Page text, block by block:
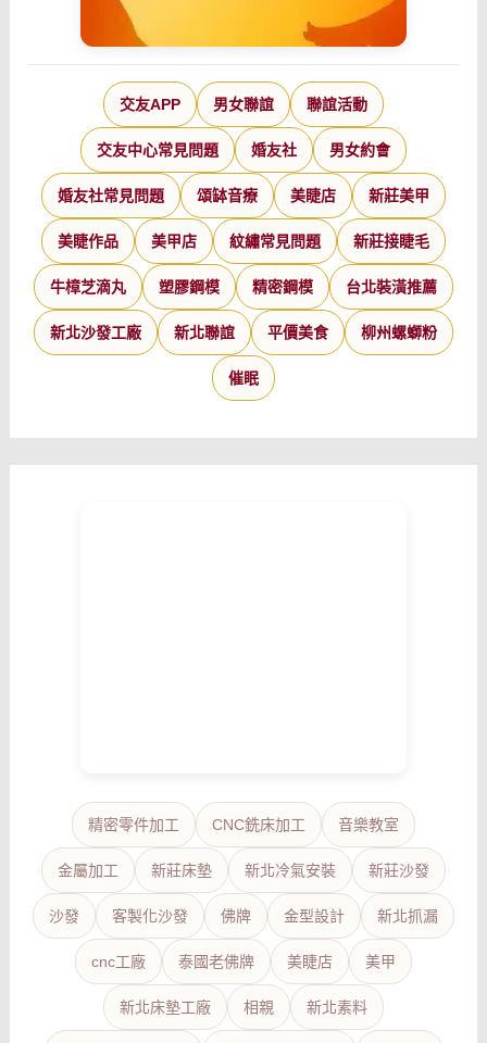
交友APP 男女聯誼 聯誼活動
交友中心常見問題 婚友社 男女約會
婚友社常見問題 頌缽音療 美睫店 新莊美甲
美睫作品 美甲店 紋繡常見問題 新莊接睫毛
牛樟芝滴丸 塑膠鋼模 精密鋼模 台北裝潢推薦
新北沙發工廠 新北聯誼 平價美食 柳州螺螄粉
催眠
精密零件加工 CNC銑床加工 音樂教室
金屬加工 新莊床墊 新北冷氣安裝 新莊沙發
沙發 客製化沙發 佛牌 金型設計 新北抓漏
cnc工廠 泰國老佛牌 美睫店 美甲
新北床墊工廠 相親 新北素料